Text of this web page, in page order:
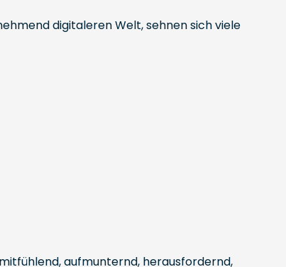
digitaleren Welt, sehnen sich viele
aufmunternd, herausfordernd,